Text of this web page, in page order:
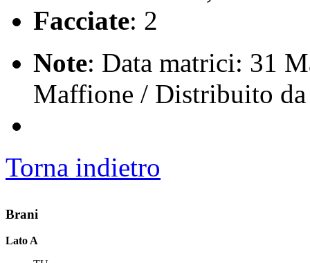
Facciate: 2
Note: Data matrici: 31
Maffione / Distribuito
Torna indietro
Brani
Lato A